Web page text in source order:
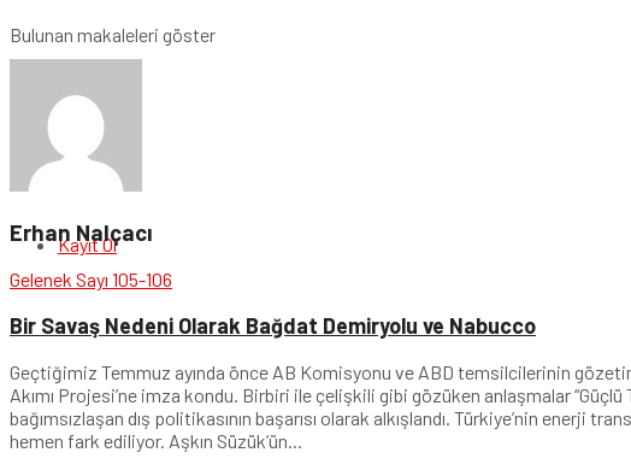
Bulunan makaleleri göster
Giriş Yap
Kayıt Ol
Erhan Nalçacı
Gelenek Sayı 105-106
Bir Savaş Nedeni Olarak Bağdat Demiryolu ve Nabucco
Geçtiğimiz Temmuz ayında önce AB Komisyonu ve ABD temsilcilerinin
Akımı Projesi’ne imza kondu. Birbiri ile çelişkili gibi gözüken anlaşmalar
bağımsızlaşan dış politikasının başarısı olarak alkışlandı. Türkiye’nin enerji
hemen fark ediliyor. Aşkın Süzük’ün...